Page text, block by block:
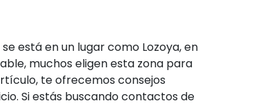
está en un lugar como Lozoya, en
muchos eligen esta zona para
te ofrecemos consejos
Si estás buscando contactos de